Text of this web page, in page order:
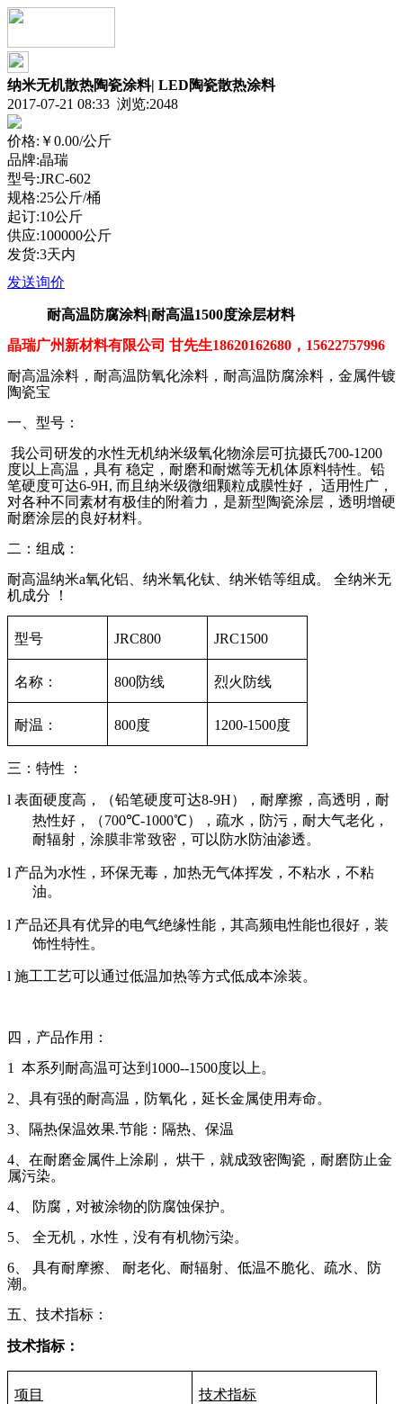
纳米无机散热陶瓷涂料| LED陶瓷散热涂料
2017-07-21 08:33 浏览:2048
价格: ￥0.00/公斤
品牌:晶瑞
型号:JRC-602
规格:25公斤/桶
起订:10公斤
供应:100000公斤
发货:3天内
发送询价
耐高温防腐涂料|耐高温1500度涂层材料
晶瑞广州新材料有限公司 甘先生18620162680 ， 15622757996
耐高温涂料，耐高温防氧化涂料，耐高温防腐涂料， 金属件镀
陶瓷宝
一、型号：
我公司研发的水性无机纳米级氧化物涂层可抗摄氏700-1200
度以上高温，具有 稳定，耐磨和耐燃等无机体原料特性。铅
笔硬度可达6-9H, 而且纳米级微细颗粒成膜性好，
适用性广，
对各种不同素材有极佳的附着力，是新型陶瓷涂层，透明增硬
耐磨涂层的良好材料。
二：组成：
耐高温纳米a氧化铝、纳米氧化钛、纳米锆等组成。 全纳米无
机成分 ！
型号 JRC800 JRC1500
名称： 800防线 烈火防线
耐温： 800度 1200-1500度
三：特性 ：
l 表面硬度高，（铅笔硬度可达8-9H），耐摩擦，高透明，耐
热性好，（700℃-1000℃），疏水，防污，耐大气老化，
耐辐射，涂膜非常致密，可以防水防油渗透。
l 产品为水性，环保无毒，加热无气体挥发，不粘水，不粘
油。
l 产品还具有优异的电气绝缘性能，其高频电性能也很好，装
饰性特性。
l 施工工艺可以通过低温加热等方式低成本涂装。
四，产品作用：
1
本系列耐高温可达到 1000--1500度以上。
2 、具有强的耐高温，防氧化，延长金属使用寿命。
3 、隔热保温效果.节能：隔热、保温
4 、在耐磨金属件上涂刷， 烘干，就成致密陶瓷，耐磨防止金
属污染。
4 、 防腐，对被涂物的防腐蚀保护。
5 、 全无机，水性，没有有机物污染。
6 、 具有耐摩擦、 耐老化、耐辐射、低温不脆化、疏水、防
潮。
五、技术指标：
技术指标：
项目 技术指标